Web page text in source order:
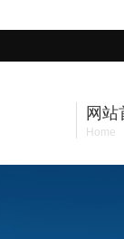
网站
Home